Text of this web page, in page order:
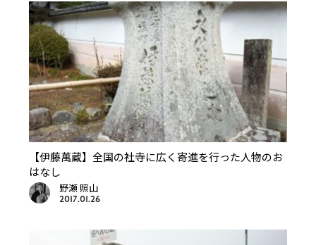
【伊藤萬蔵】全国の社寺に広く寄進を行った人物のお
はなし
野瀬 照山
2017.01.26